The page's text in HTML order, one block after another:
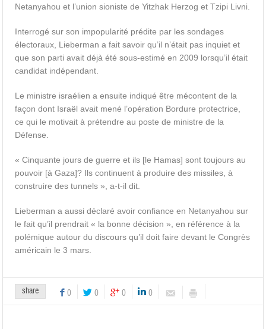
Netanyahou et l’union sioniste de Yitzhak Herzog et Tzipi Livni.
Interrogé sur son impopularité prédite par les sondages
électoraux, Lieberman a fait savoir qu’il n’était pas inquiet et
que son parti avait déjà été sous-estimé en 2009 lorsqu’il était
candidat indépendant.
Le ministre israélien a ensuite indiqué être mécontent de la
façon dont Israël avait mené l’opération Bordure protectrice,
ce qui le motivait à prétendre au poste de ministre de la
Défense.
« Cinquante jours de guerre et ils [le Hamas] sont toujours au
pouvoir [à Gaza]? Ils continuent à produire des missiles, à
construire des tunnels », a-t-il dit.
Lieberman a aussi déclaré avoir confiance en Netanyahou sur
le fait qu’il prendrait « la bonne décision », en référence à la
polémique autour du discours qu’il doit faire devant le Congrès
américain le 3 mars.
share 0 0 0 0